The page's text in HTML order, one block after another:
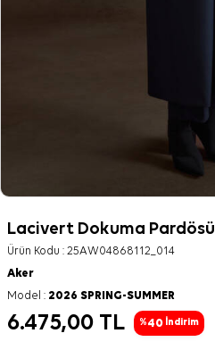
Lacivert Dokuma Pardösü
Ürün Kodu : 25AW04868112_014
Aker
Model : 2026 SPRING-SUMMER
6.475,00 TL %40 İndirim